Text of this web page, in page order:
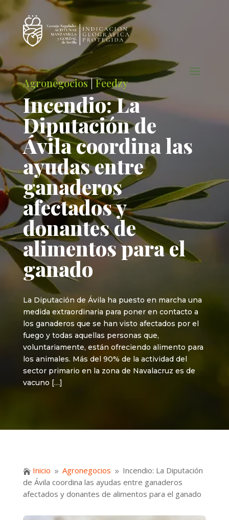
Agronegocios|Feedzy
Incendio: La
Diputación de
Ávila coordina las
ayudas entre
ganaderos
afectados y
donantes de
alimentos para el
ganado
La Diputación de Ávila ha puesto en marcha una
medida extraordinaria para poner en contacto a
los ganaderos que se han visto afectados por el
fuego y todas aquellas personas que,
voluntariamente, están ofreciendo alimento para
los animales. Más del 90% de la actividad del
sector primario en la zona de Navalacruz es de
vacuno […]
 Inicio 9 Agronegocios 9 Incendio: La Diputación
de Ávila coordina las ayudas entre ganaderos
afectados y donantes de alimentos para el ganado